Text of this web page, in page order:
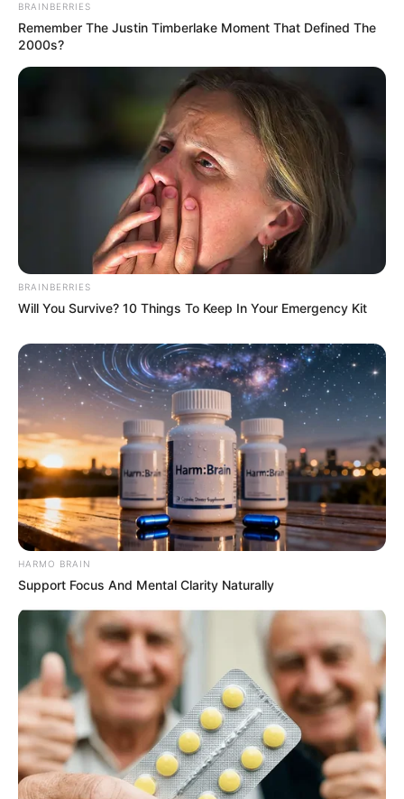
BRAINBERRIES
Remember The Justin Timberlake Moment That Defined The
2000s?
BRAINBERRIES
Will You Survive? 10 Things To Keep In Your Emergency Kit
HARMO BRAIN
Support Focus And Mental Clarity Naturally